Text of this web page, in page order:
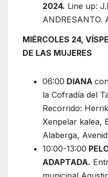
2024. Line up:
ANDRESANTO.
MIÉRCOLES 24,
DE LAS MUJERES
06:00 DIANA
la Cofradía del
Recorrido:
Xenpelar kalea,
Alaberga,
10:00-13:00
ADAPTADA.